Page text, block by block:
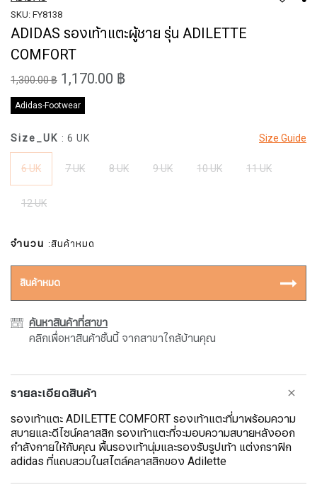
SKU: FY8138
ADIDAS รองเท้าแตะผู้ชาย รุ่น ADILETTE
COMFORT
1,300.00 ฿ 1,170.00 ฿
Adidas-Footwear
Size Guide
Size_UK : 6 UK
6 UK 7 UK 8 UK 9 UK 10 UK 11 UK
12 UK
จำนวน :สินค้าหมด
สินค้าหมด
ค้นหาสินค้าที่สาขา
คลิกเพื่อหาสินค้าชิ้นนี้ จากสาขาใกล้บ้านคุณ
รายละเอียดสินค้า
รองเท้าแตะ ADILETTE COMFORT รองเท้าแตะที่มาพร้อมความ
สบายและดีไซน์คลาสสิก รองเท้าแตะที่จะมอบความสบายหลังออก
กำลังกายให้กับคุณ พื้นรองเท้านุ่มและรองรับรูปเท้า แต่งกราฟิก
adidas ที่แถบสวมในสไตล์คลาสสิกของ Adilette